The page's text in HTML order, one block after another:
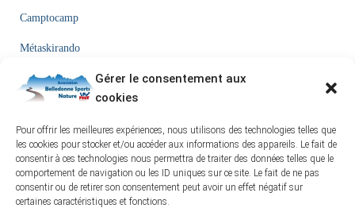
Gérer le consentement aux
cookies
Pour offrir les meilleures expériences, nous utilisons des technologies telles que
les cookies pour stocker et/ou accéder aux informations des appareils. Le fait de
consentir à ces technologies nous permettra de traiter des données telles que le
comportement de navigation ou les ID uniques sur ce site. Le fait de ne pas
consentir ou de retirer son consentement peut avoir un effet négatif sur
certaines caractéristiques et fonctions.
Camptocamp
Métaskirando
Cartographie - GPS
Evènements